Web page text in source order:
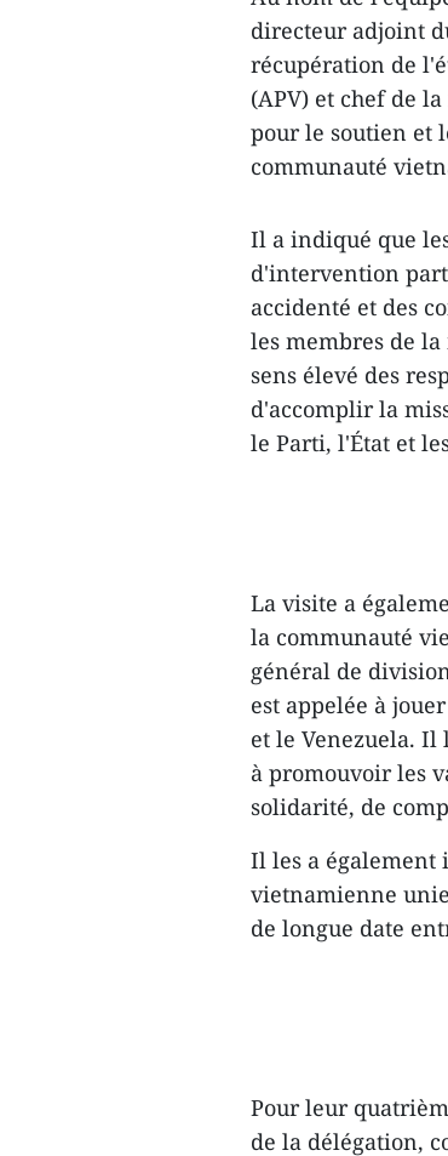
directeur adjoint
récupération de
(APV) et chef de
pour le soutien et
communauté
Il a indiqué que
d'intervention
accidenté et des
les membres de
sens élevé des
d'accomplir la
le Parti, l'État et
La visite a
la communauté
général de
est appelée à
et le Venezuela. Il
à promouvoir les
solidarité, de
Il les a également
vietnamienne
de longue date
Pour leur
de la délégation,